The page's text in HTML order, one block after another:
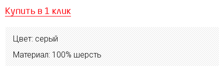
Купить в 1 клик
Цвет: серый
Материал: 100% шерсть